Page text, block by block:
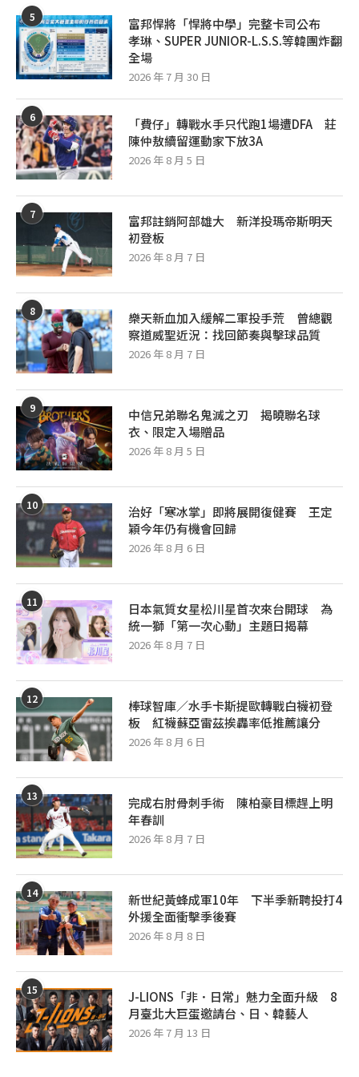
5
富邦悍將「悍將中學」完整卡司公布
孝琳、SUPER JUNIOR-L.S.S.等韓團炸翻
全場
2026 年 7 月 30 日
6
「費仔」轉戰水手只代跑1場遭DFA 莊
陳仲敖續留運動家下放3A
2026 年 8 月 5 日
7
富邦註銷阿部雄大 新洋投瑪帝斯明天
初登板
2026 年 8 月 7 日
8
樂天新血加入緩解二軍投手荒 曾總觀
察道威聖近況：找回節奏與擊球品質
2026 年 8 月 7 日
9
中信兄弟聯名鬼滅之刃 揭曉聯名球
衣、限定入場贈品
2026 年 8 月 5 日
10
治好「寒冰掌」即將展開復健賽 王定
穎今年仍有機會回歸
2026 年 8 月 6 日
11
日本氣質女星松川星首次來台開球 為
統一獅「第一次心動」主題日揭幕
2026 年 8 月 7 日
12
棒球智庫／水手卡斯提歐轉戰白襪初登
板 紅襪蘇亞雷茲挨轟率低推薦讓分
2026 年 8 月 6 日
13
完成右肘骨刺手術 陳柏豪目標趕上明
年春訓
2026 年 8 月 7 日
14
新世紀黃蜂成軍10年 下半季新聘投打4
外援全面衝擊季後賽
2026 年 8 月 8 日
15
J-LIONS「非．日常」魅力全面升級 8
月臺北大巨蛋邀請台、日、韓藝人
2026 年 7 月 13 日